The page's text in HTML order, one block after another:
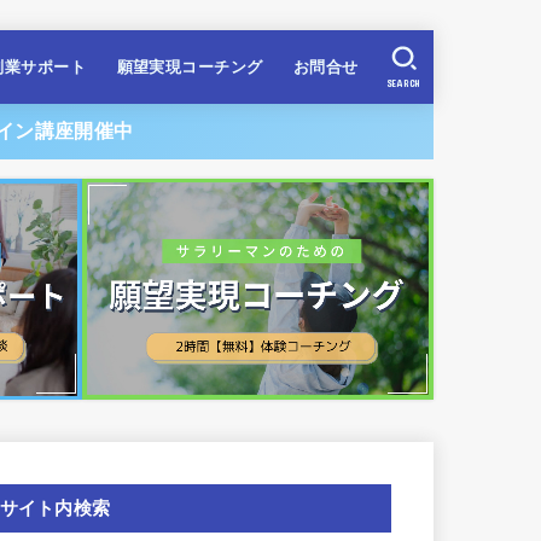
サポート 願望実現コーチング お問合せ
SEARCH
ン講座開催中
サイト内検索